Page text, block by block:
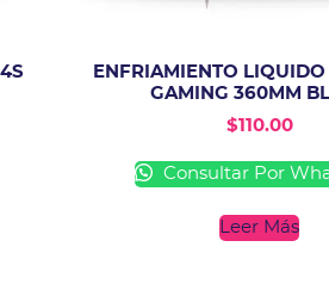
ENFRIAMIENTO LIQUIDO
GAMING 360MM
$110.00
Consultar Por
Leer Más